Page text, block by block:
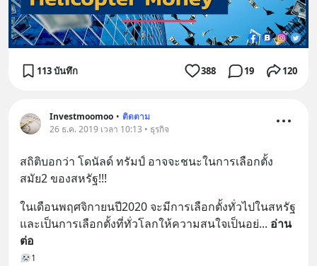
113 บันทึก 388 19 120
Investmoomoo • ติดตาม
26 ธ.ค. 2019 เวลา 10:13 • ธุรกิจ
สถิติบอกว่า โดนัลด์ ทรัมป์ อาจจะชนะในการเลือกตั้ง
สมัย2 ของสหรัฐ!!!
ในเดือนพฤศจิกายนปี2020 จะมีการเลือกตั้งทั่วไปในสหรัฐ
และเป็นการเลือกตั้งที่ทั่วโลกให้ความสนใจเป็นอย่... อ่าน
ต่อ
1